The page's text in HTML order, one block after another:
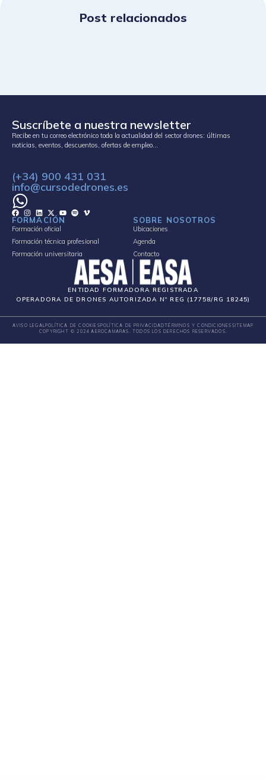
Post relacionados
Suscríbete a nuestra newsletter
Recibe en tu correo electrónico toda la actualidad del sector drones: últimas
noticias, eventos, descuentos, ofertas de empleo…
(+34) 900 431 031
info@cursodedrones.es
FORMACIÓN
Formación oficial
Formación técnica profesional
Formación universitaria
SOBRE NOSOTROS
Ubicaciones
Agenda
Contacto
ENTIDAD FORMADORA REGISTRADA
OPERADORA DE DRONES AUTORIZADA Nº REG (17758/RG 18245)
COPYRIGHT © 2024 AEROCAMARAS. TODOS LOS DERECHOS RESERVADOS.
AVISO LEGALPOLÍTICA DE COOKIESPOLÍTICA DE PRIVACIDADTÉRMINOS Y CONDICIONES SITEMAP